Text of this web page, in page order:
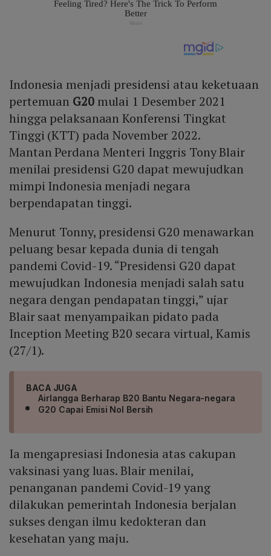
Indonesia menjadi presidensi atau keketuaan
pertemuan G20mulai 1 Desember 2021
hingga pelaksanaan Konferensi Tingkat
Tinggi (KTT) pada November 2022.
Mantan Perdana Menteri Inggris Tony Blair
menilai presidensi G20 dapat mewujudkan
mimpi Indonesia menjadi negara
berpendapatan tinggi.
Menurut Tonny, presidensi G20 menawarkan
peluang besar kepada dunia di tengah
pandemi Covid-19. “Presidensi G20 dapat
mewujudkan Indonesia menjadi salah satu
negara dengan pendapatan tinggi,” ujar
Blair saat menyampaikan pidato pada
Inception Meeting B20 secara virtual, Kamis
(27/1).
BACA JUGA
Airlangga Berharap B20 Bantu Negara-negara
G20 Capai Emisi Nol Bersih
Ia mengapresiasi Indonesia atas cakupan
vaksinasi yang luas. Blair menilai,
penanganan pandemi Covid-19 yang
dilakukan pemerintah Indonesia berjalan
sukses dengan ilmu kedokteran dan
kesehatan yang maju.